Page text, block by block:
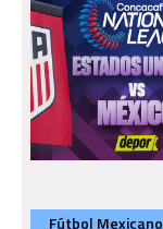
Fútbol Mexicano